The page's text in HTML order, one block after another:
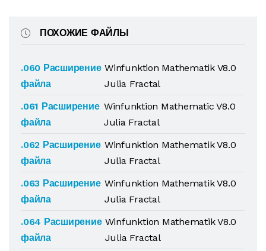
ПОХОЖИЕ ФАЙЛЫ
.060 Расширение
файла
Winfunktion Mathematik V8.0
Julia Fractal
.061 Расширение
файла
Winfunktion Mathematic V8.0
Julia Fractal
.062 Расширение
файла
Winfunktion Mathematik V8.0
Julia Fractal
.063 Расширение
файла
Winfunktion Mathematik V8.0
Julia Fractal
.064 Расширение
файла
Winfunktion Mathematik V8.0
Julia Fractal